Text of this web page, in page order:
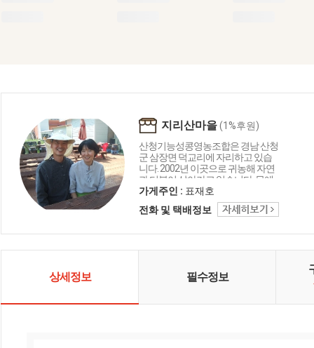
지리산마을(1%후원)
산청기능성콩영농조합은 경남 산청
군 삼장면 덕교리에 자리하고 있습
니다. 2002년 이곳으로 귀농해 자연
과 더불어 살아가고 있습니다. 몸에
좋은 발효식품을 만들며 이웃과 더
불어 건강한 삶을 누리고 싶다는 바
램을 갖고 있습니다. 예부터 전해내
의 손 맛을 더했습니다. 지리산에서
산마을’의 발효식품으로 고객 여러
분의 건강을 지켜드리겠습니다.
가게주인 : 표재호
전화 및 택배정보
상세정보 필수정보